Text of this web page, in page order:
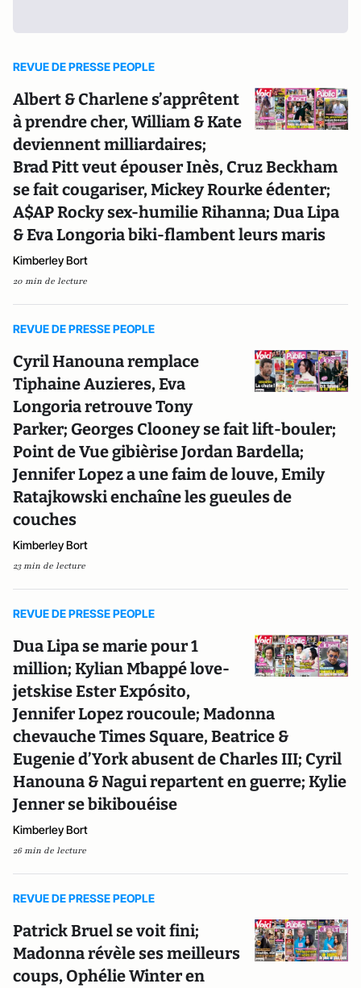
REVUE DE PRESSE PEOPLE
Albert & Charlene s’apprêtent
à prendre cher, William & Kate
deviennent milliardaires;
Brad Pitt veut épouser Inès, Cruz Beckham
se fait cougariser, Mickey Rourke édenter;
A$AP Rocky sex-humilie Rihanna; Dua Lipa
& Eva Longoria biki-flambent leurs maris
Kimberley Bort
20 min de lecture
REVUE DE PRESSE PEOPLE
Cyril Hanouna remplace
Tiphaine Auzieres, Eva
Longoria retrouve Tony
Parker; Georges Clooney se fait lift-bouler;
Point de Vue gibièrise Jordan Bardella;
Jennifer Lopez a une faim de louve, Emily
Ratajkowski enchaîne les gueules de
couches
Kimberley Bort
23 min de lecture
REVUE DE PRESSE PEOPLE
Dua Lipa se marie pour 1
million; Kylian Mbappé love-
jetskise Ester Expósito,
Jennifer Lopez roucoule; Madonna
chevauche Times Square, Beatrice &
Eugenie d’York abusent de Charles III; Cyril
Hanouna & Nagui repartent en guerre; Kylie
Jenner se bikibouéise
Kimberley Bort
26 min de lecture
REVUE DE PRESSE PEOPLE
Patrick Bruel se voit fini;
Madonna révèle ses meilleurs
coups, Ophélie Winter en